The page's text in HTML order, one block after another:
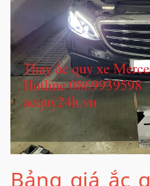
Bảng giá ắc